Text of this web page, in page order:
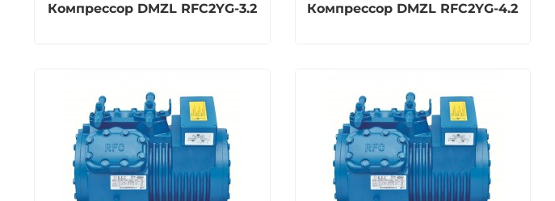
Компрессор DMZL RFC2YG-3.2 Компрессор DMZL RFC2YG-4.2